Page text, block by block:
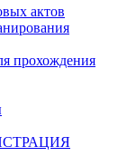
актов
прохождения